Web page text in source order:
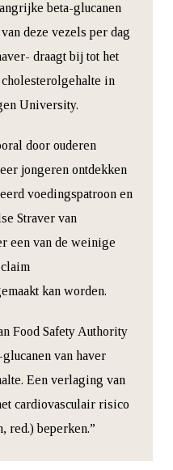
beta-glucanen
deze vezels per dag
draagt bij tot het
cholesterolgehalte in
University.
door ouderen
jongeren ontdekken
voedingspatroon en
Straver van
een van de weinige
kan worden.
Food Safety Authority
van haver
Een verlaging van
cardiovasculair risico
red.) beperken.”